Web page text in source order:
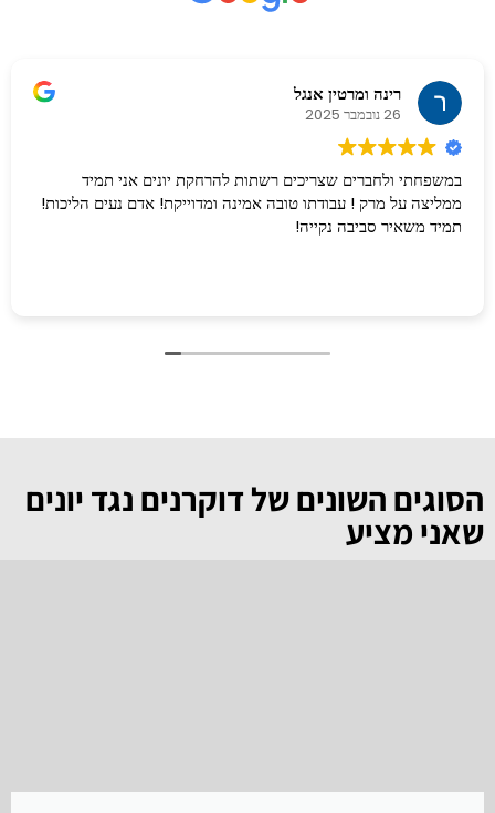
רינה ומרטין אנגל
26 נובמבר 2025
במשפחתי ולחברים שצריכים רשתות להרחקת יונים אני תמיד
ממליצה על מרק ! עבודתו טובה אמינה ומדוייקת! אדם נעים הליכות!
תמיד משאיר סביבה נקייה!
הסוגים השונים של דוקרנים נגד יונים
שאני מציע